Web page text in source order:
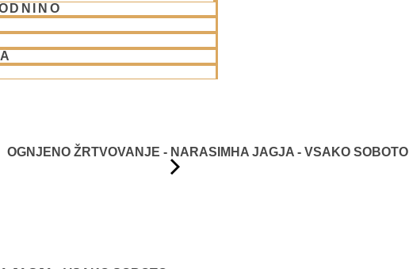
OGNJENO ŽRTVOVANJE - NARASIMHA JAGJA - VSAKO SOBOTO